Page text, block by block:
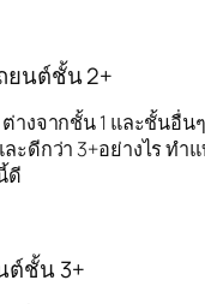
ยนต์ชั้น 2+
างจากชั้น 1 และชั้นอื่น
ะดีกว่า 3+อย่างไร ทำ
ดี
ต์ชั้น 3+